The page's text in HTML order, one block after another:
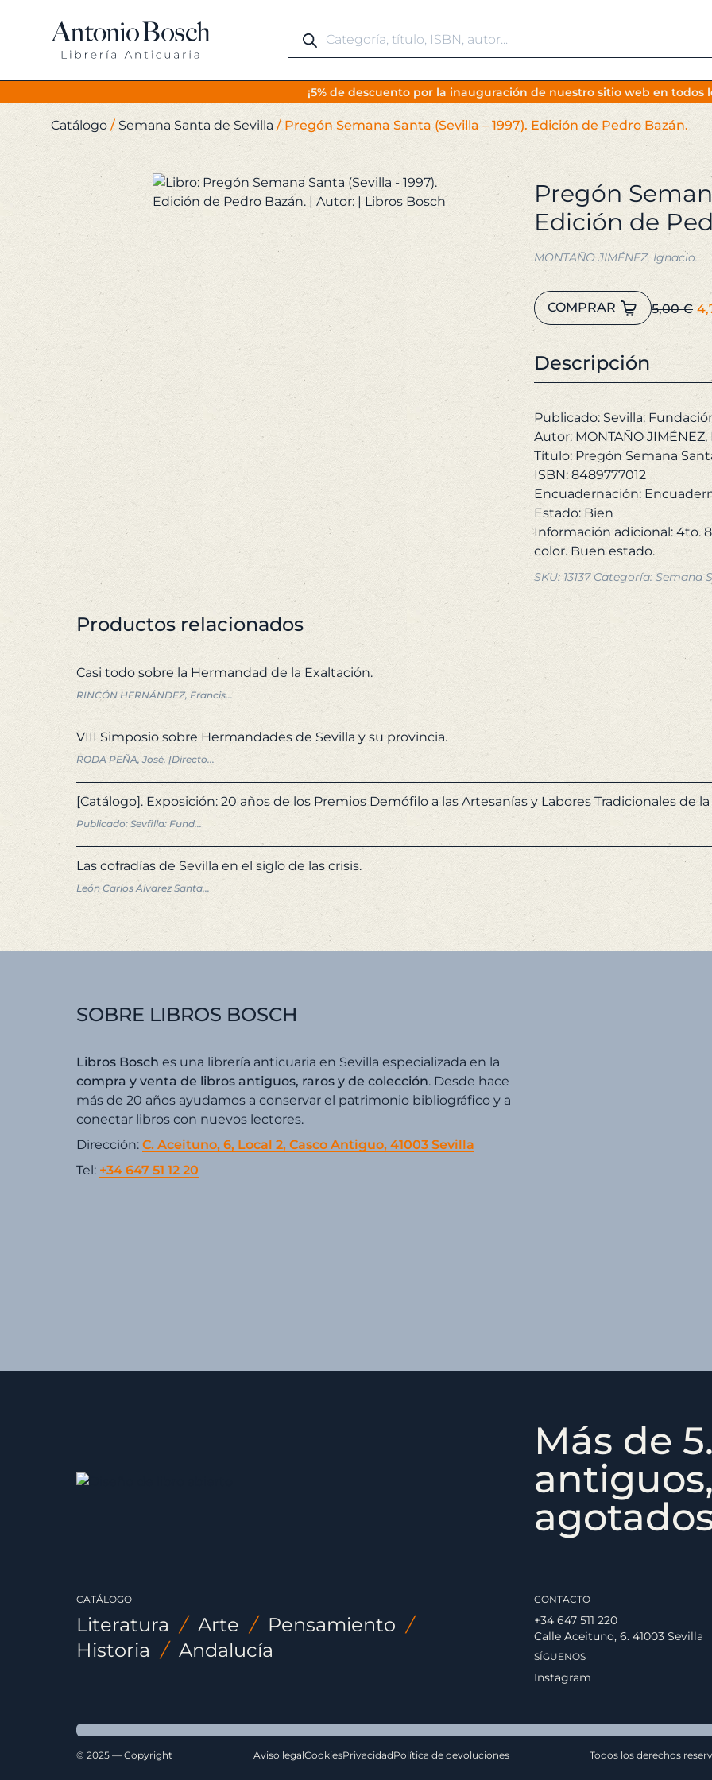
de
productos
¡5% de descuento por la inauguración de nuestro sitio web en todos
Catálogo / Semana Santa de Sevilla /Pregón Semana Santa (Sevilla – 1997). Edición de Pedro Bazán.
Pregón
Edición de
MONTAÑO JIMÉNEZ, Ignacio.
5,00€ El
Pregón
Semana
Santa
(Sevilla
1997).
Edición
de
Pedro
Bazán.
cantidad
COMPRAR
Descripción
Publicado: Sevilla:
Autor: MONTAÑO
Título: Pregón Semana
ISBN: 8489777012
Encuadernación:
Estado: Bien
Información adicional: 4to.
SKU: 13137 Categoría: Semana
Productos relacionados
Casi todo sobre la Hermandad de la Exaltación.
RINCÓN HERNÁNDEZ, Francis...
VIII Simposio sobre Hermandades de Sevilla y su provincia.
RODA PEÑA, José. [Directo...
[Catálogo]. Exposición: 20 años de los Premios Demófilo a las Artesanías y Labores Tradicionales de
Publicado: Sevfilla: Fund...
Las cofradías de Sevilla en el siglo de las crisis.
León Carlos Alvarez Santa...
SOBRE LIBROS BOSCH
Libros Bosch es una librería anticuaria en Sevilla especializada en la
compra y venta de libros antiguos, raros y de colección. Desde hace
más de 20 años ayudamos a conservar el patrimonio bibliográfico y a
conectar libros con nuevos lectores.
Dirección: C. Aceituno, 6, Local 2, Casco Antiguo, 41003 Sevilla
Tel: +34 647 51 12 20
Más de
CATÁLOGO
Literatura / Arte / Pensamiento /
Historia / Andalucía
CONTACTO
+34 647 511 220
Calle Aceituno, 6. 41003 Sevilla
SÍGUENOS
Instagram
© 2025 — Copyright Aviso legalCookiesPrivacidadPolítica de devoluciones Todos los derechos